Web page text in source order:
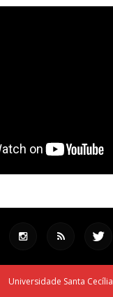
Universidade Santa Cecília